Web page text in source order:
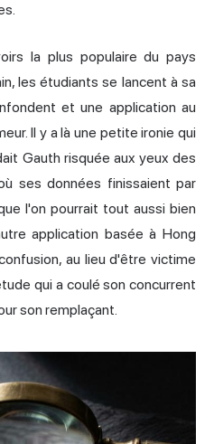
la plus populaire du pays
les étudiants se lancent à sa
et une application au
Il y a là une petite ironie qui
Gauth risquée aux yeux des
ses données finissaient par
l'on pourrait tout aussi bien
application basée à Hong
au lieu d'être victime
qui a coulé son concurrent
son remplaçant.